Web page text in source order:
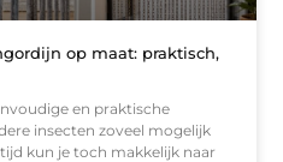
op maat: praktisch,
en praktische
insecten zoveel mogelijk
kun je toch makkelijk naar